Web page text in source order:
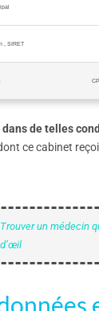
, SIRET
dans de telles
ce cabinet
Trouver un médecin